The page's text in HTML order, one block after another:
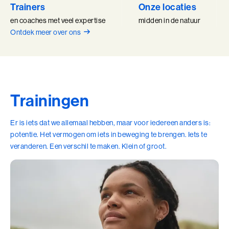
Thema's
Communicatie
Persoonlijke ontwikkeling
NIEUW
Leiderschap, Mens en Technologie
Verdiep je leiderschap in relatie tot technologie, AI
Ontwikkel oordeelsvermogen in complexe
vraagstukken waar mens en technologie
Young Talent
Professionals
Stevige basis voor leiderschap
Cultuur en leiderschapsontwikkeling
Maatschappelijke impact
Personal Coaching
Executive Coaching
Coach opleidingen
Coach Practitioner
De Teamcoach
Missie en visie
Locaties
Leerfilosofie
Adviesgesprek Incompany
Trainers
en coaches met veel expertise
Onze locaties
midden in de natuur
Ontdek meer over ons
Trainingen
Er is iets dat we allemaal hebben, maar voor iedereen anders is:
potentie. Het vermogen om iets in beweging te brengen. Iets te
veranderen. Een verschil te maken. Klein of groot.